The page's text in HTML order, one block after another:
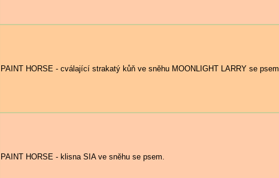
PAINT HORSE - cválající strakatý kůň ve sněhu MOONLIGHT LARRY se psem.
PAINT HORSE - klisna SIA ve sněhu se psem.